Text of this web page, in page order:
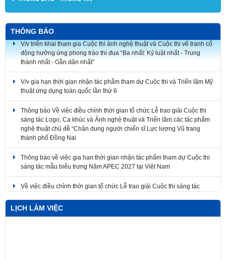
THÔNG BÁO
động hưởng ứng phong trào thi đua “Ba nhất: Kỷ luật nhất - Trung
thành nhất - Gần dân nhất”
thuật ứng dụng toàn quốc lần thứ 6
sáng tác Logo, Ca khúc và Ảnh nghệ thuật và Triển lãm các tác phẩm
nghệ thuật chủ đề “Chân dung người chiến sĩ Lực lượng Vũ trang
thành phố Đồng Nai
sáng tác mẫu biểu trưng Năm APEC 2027 tại Việt Nam
Logo, Ca khúc và Ảnh nghệ thuật và Triển lãm các tác phẩm nghệ
thuật
LỊCH LÀM VIỆC